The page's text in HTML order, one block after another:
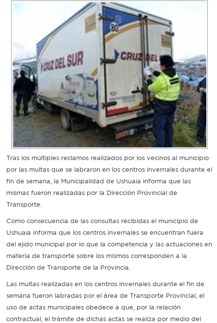
bondi
Boleto
estudiantil
Recorrido
colectivos
Recarga
SUBE
Tras los múltiples reclamos realizados por los vecinos al municipio
por las multas que se labraron en los centros invernales durante el
fin de semana, la Municipalidad de Ushuaia informa que las
mismas fueron realizadas por la Dirección Provincial de
Transporte.
Como consecuencia de las consultas recibidas el municipio de
Ushuaia informa que los centros invernales se encuentran fuera
del ejido municipal por lo que la competencia y las actuaciones en
materia de transporte sobre los mismos corresponden a la
Dirección de Transporte de la Provincia.
Las multas realizadas en los centros invernales durante el fin de
semana fueron labradas por el área de Transporte Provincial, el
uso de actas municipales obedece a que, por la relación
contractual, el trámite de dichas actas se realiza por medio del